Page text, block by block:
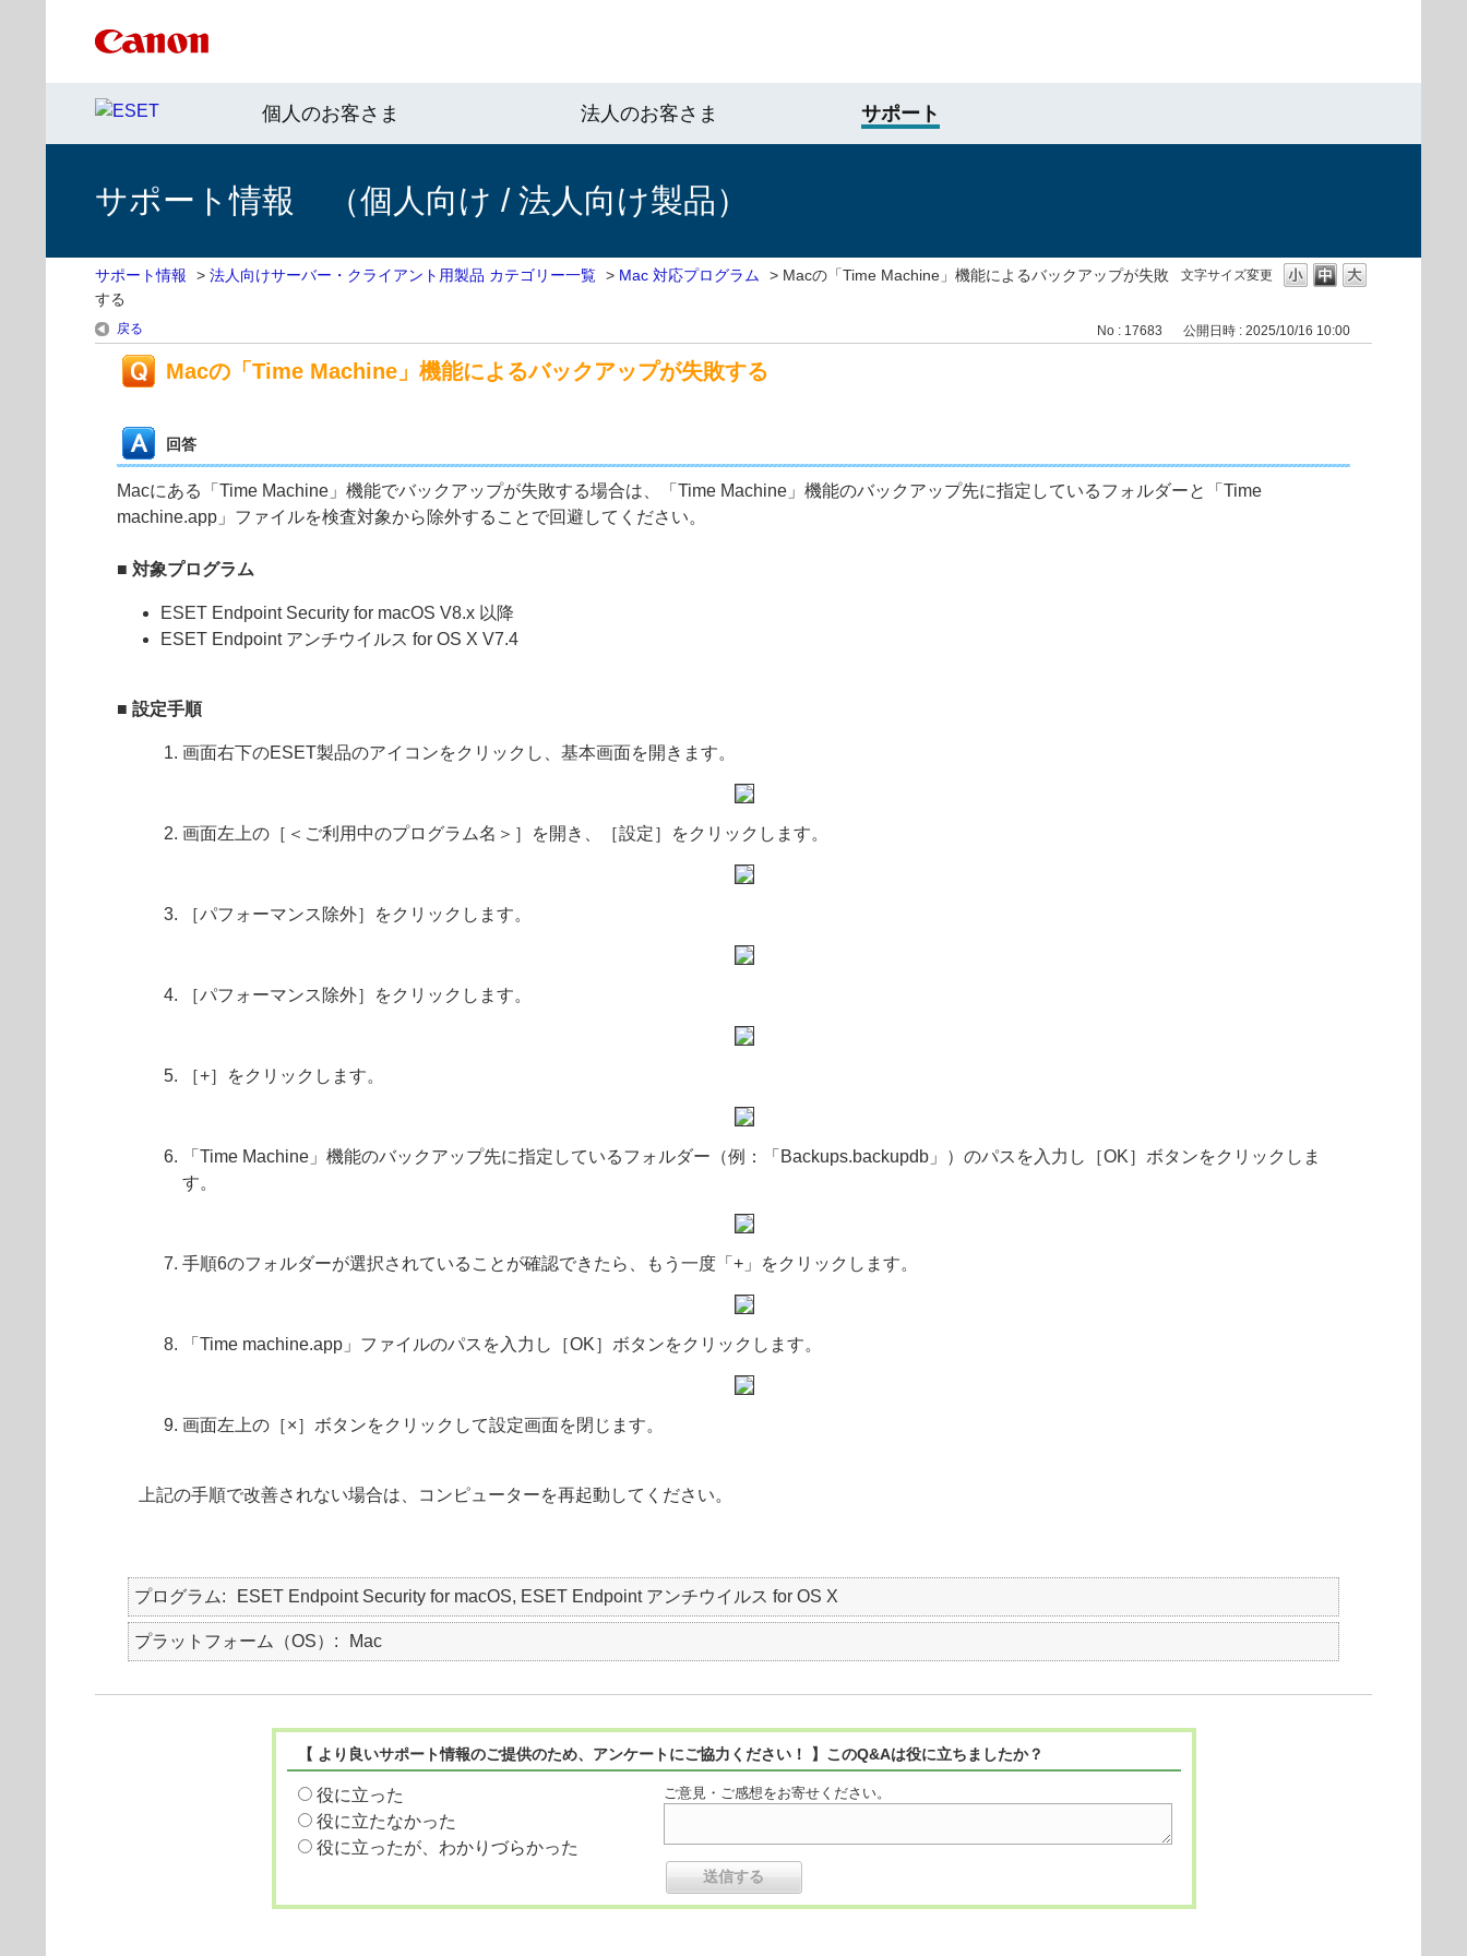
個人のお客さま 法人のお客さま サポート
サポート情報 （個人向け / 法人向け製品）
文字サイズ変更
サポート情報 > 法人向けサーバー・クライアント用製品 カテゴリー一覧 > Mac 対応プログラム > Macの「Time Machine」機能によるバックアップが失敗
する
戻る No : 17683 公開日時 : 2025/10/16 10:00
Macの「Time Machine」機能によるバックアップが失敗する
回答
Macにある「Time Machine」機能でバックアップが失敗する場合は、「Time Machine」機能のバックアップ先に指定しているフォルダーと「Time
machine.app」ファイルを検査対象から除外することで回避してください。
■ 対象プログラム
ESET Endpoint Security for macOS V8.x 以降
ESET Endpoint アンチウイルス for OS X V7.4
■ 設定手順
画面右下のESET製品のアイコンをクリックし、基本画面を開きます。
画面左上の［＜ご利用中のプログラム名＞］を開き、［設定］をクリックします。
［パフォーマンス除外］をクリックします。
［パフォーマンス除外］をクリックします。
［+］をクリックします。
「Time Machine」機能のバックアップ先に指定しているフォルダー（例：「Backups.backupdb」）のパスを入力し［OK］ボタンをクリックしま
す。
手順6のフォルダーが選択されていることが確認できたら、もう一度「+」をクリックします。
「Time machine.app」ファイルのパスを入力し［OK］ボタンをクリックします。
画面左上の［×］ボタンをクリックして設定画面を閉じます。
上記の手順で改善されない場合は、コンピューターを再起動してください。
プログラム ESET Endpoint Security for macOS, ESET Endpoint アンチウイルス for OS X
プラットフォーム（OS） Mac
【 より良いサポート情報のご提供のため、アンケートにご協力ください！ 】このQ&Aは役に立ちましたか？
役に立った
役に立たなかった
役に立ったが、わかりづらかった
ご意見・ご感想をお寄せください。